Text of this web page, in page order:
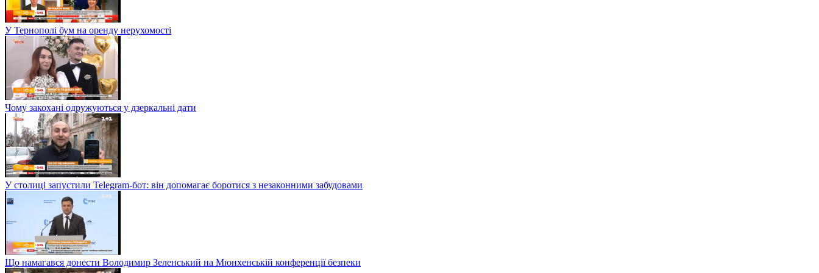
У Тернополі бум на оренду нерухомості
Чому закохані одружуються у дзеркальні дати
У столиці запустили Telegram-бот: він допомагає боротися з незаконними забудовами
Що намагався донести Володимир Зеленський на Мюнхенській конференції безпеки